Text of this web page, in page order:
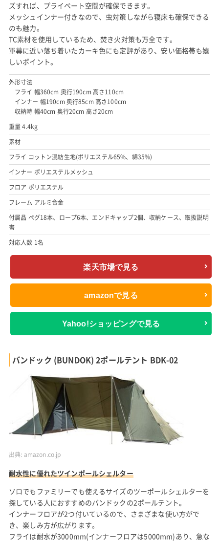
ズすれば、プライベート空間が確保できます。
メッシュインナー付きなので、虫対策しながら寝床も確保できる
のも魅力。
TC素材を使用しているため、焚き火対策も万全です。
軍幕に近い落ち着いたカーキ色にも定評があり、安い価格帯も嬉
しいポイント。
外形寸法
フライ 幅360cm 奥行190cm 高さ110cm
インナー 幅190cm 奥行85cm 高さ100cm
収納時 幅40cm 奥行20cm 高さ20cm
重量 4.4kg
素材
フライ コットン混紡生地(ポリエステル65%、綿35%)
インナー ポリエステルメッシュ
フロア ポリエステル
フレーム アルミ合金
付属品 ペグ18本、ロープ6本、エンドキャップ2個、収納ケース、取扱説明
書
対応人数 1名
楽天市場で見る
amazonで見る
Yahoo!ショッピングで見る
バンドック (BUNDOK) 2ポールテント BDK-02
出典: amazon.co.jp
耐水性に優れたツインポールシェルター
ソロでもファミリーでも使えるサイズのツーポールシェルターを
探している人におすすめのバンドックの2ポールテント。
インナーフロアが2つ付いているので、さまざまな使い方がで
き、楽しみ方が広がります。
フライは耐水が3000mm(インナーフロアは5000mm)あり、急な